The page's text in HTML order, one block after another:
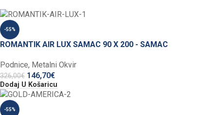
-55%
ROMANTIK AIR LUX SAMAC 90 X 200 - SAMAC
Podnice, Metalni Okvir
326,00€ 146,70€
Dodaj U Košaricu
-55%